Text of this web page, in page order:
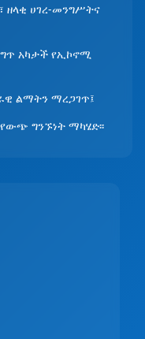
ዘላቂ ሀገረ-መንግሥትና
አካታች የኢኮኖሚ
ልማትን ማረጋገጥ፤
ግንኙነት ማካሄድ፡፡